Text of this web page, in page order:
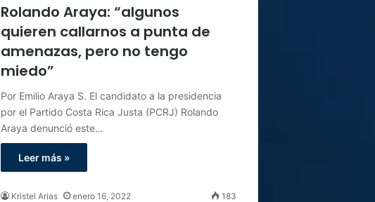
Rolando Araya: “algunos
quieren callarnos a punta de
amenazas, pero no tengo
miedo”
Por Emilio Araya S. El candidato a la presidencia
por el Partido Costa Rica Justa (PCRJ) Rolando
Araya denunció este…
Leer más »
Kristel Arias enero 16, 2022 183